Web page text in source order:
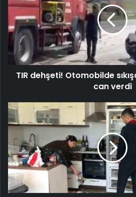
TIR dehşeti! Otomobilde
can verdi